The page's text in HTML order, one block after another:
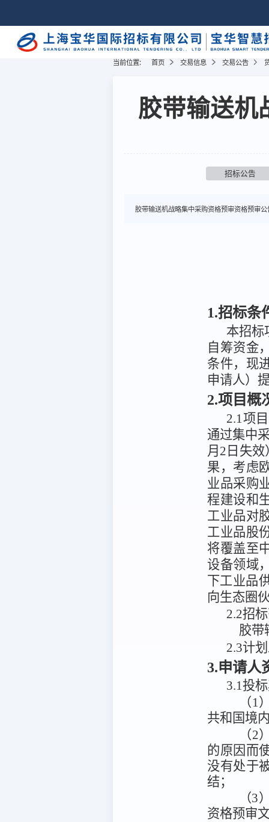
当前位置: 首页 交易信息 交易公告
胶带输送机
招标公告
胶带输送机战略集中采购资格预审资格预审公
1.招标条
本招标
自筹资金
条件， 现
申请人）
2.项目概
2.1项
通过集中
月2日失
果，考虑
业品采购
程建设和
工业品对
工业品股
将覆盖至
设备领域
下工业品
向生态圈
2.2招
胶带
2.3计
3.申请人
3.1投
（1
共和国境
（2
的原因而
没有处于
结；
（3
资格预审